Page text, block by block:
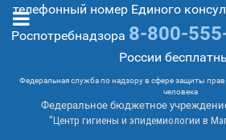
телефонный номер Единого
Роспотребнадзора 8-800-
России
Федеральная служба по надзору в сфере защиты
человека
Федеральное бюджетное
"Центр гигиены и эпидемиологии в